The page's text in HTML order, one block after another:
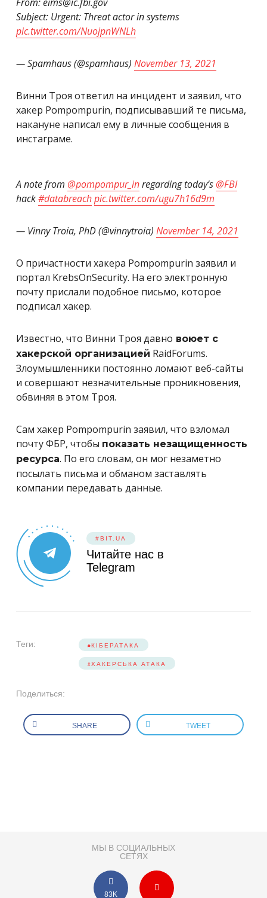
Subject: Urgent: Threat actor in systems
pic.twitter.com/NuojpnWNLh
— Spamhaus (@spamhaus) November 13, 2021
Винни Троя ответил на инцидент и заявил, что
хакер Pompompurin, подписывавший те письма,
накануне написал ему в личные сообщения в
инстаграме.
A note from @pompompur_inregarding today’s@FBI
hack#databreachpic.twitter.com/ugu7h16d9m
— Vinny Troia, PhD (@vinnytroia) November 14, 2021
О причастности хакера Pompompurin заявил и
портал KrebsOnSecurity. На его электронную
почту прислали подобное письмо, которое
подписал хакер.
Известно, что Винни Троя давно воюет с
хакерской организацией RaidForums.
Злоумышленники постоянно ломают веб-сайты
и совершают незначительные проникновения,
обвиняя в этом Троя.
Сам хакер Pompompurin заявил, что взломал
почту ФБР, чтобы показать незащищенность
ресурса. По его словам, он мог незаметно
посылать письма и обманом заставлять
компании передавать данные.
#BIT.UA
Читайте нас в
Telegram
Теги: КІБЕРАТАКА
ХАКЕРСЬКА АТАКА
Поделиться:
SHARE TWEET
МЫ В СОЦИАЛЬНЫХ
СЕТЯХ
83K